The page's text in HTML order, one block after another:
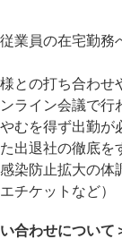
業員の在宅勤務
との打ち合わせ
ライン会議で行
むを得ず出勤
出退社の徹底を
染防止拡大の
チケットなど）
合わせについて